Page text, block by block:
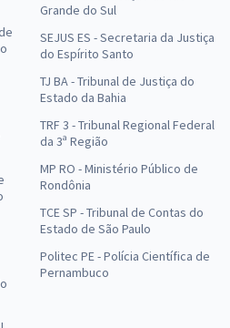
Grande do Sul
SEJUS ES - Secretaria da Justiça
do Espírito Santo
TJ BA - Tribunal de Justiça do
Estado da Bahia
TRF 3 - Tribunal Regional Federal
da 3ª Região
MP RO - Ministério Público de
Rondônia
TCE SP - Tribunal de Contas do
Estado de São Paulo
Politec PE - Polícia Científica de
Pernambuco